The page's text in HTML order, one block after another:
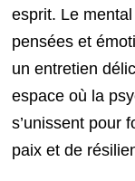
esprit. Le
pensées et
un entretien
espace où la
s’unissent pour
paix et de